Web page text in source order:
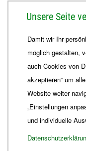
+49 361 6572-444
ordinariat
Unsere Seite
Damit wir Ihr
möglich gestalten,
auch Cookies von
akzeptieren“ um
Website weiter
„Einstellungen
und individuelle